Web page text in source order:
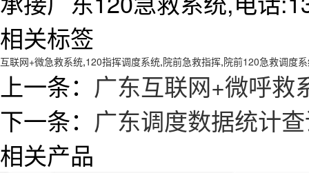
相关标签
互联网+微急救系统,120指挥调度系统,院前急救指挥,院前120急救调度
上一条： 广东互联网+微呼救
下一条： 广东调度数据统计
相关产品